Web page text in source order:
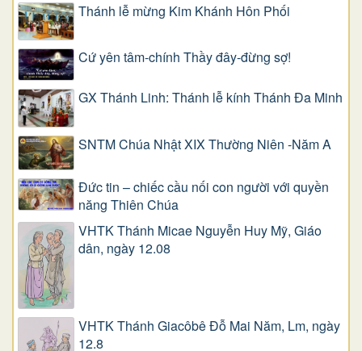
Thánh lễ mừng Kim Khánh Hôn Phối
Cứ yên tâm-chính Thầy đây-đừng sợ!
GX Thánh Linh: Thánh lễ kính Thánh Đa Minh
SNTM Chúa Nhật XIX Thường Niên -Năm A
Đức tin – chiếc cầu nối con người với quyền
năng Thiên Chúa
VHTK Thánh Micae Nguyễn Huy Mỹ, Giáo
dân, ngày 12.08
VHTK Thánh Giacôbê Ðỗ Mai Năm, Lm, ngày
12.8